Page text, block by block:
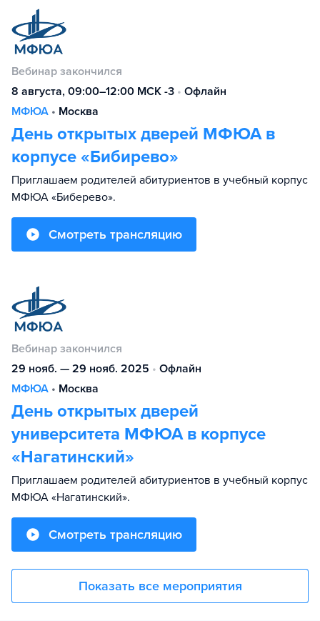
Вебинар закончился
8 августа, 09:00–12:00 МСК -3 • Офлайн
МФЮА • Москва
День открытых дверей МФЮА в
корпусе «Бибирево»
Приглашаем родителей абитуриентов в учебный корпус
МФЮА «Биберево».
Смотреть трансляцию
Вебинар закончился
29 нояб. — 29 нояб. 2025 • Офлайн
МФЮА • Москва
День открытых дверей
университета МФЮА в корпусе
«Нагатинский»
Приглашаем родителей абитуриентов в учебный корпус
МФЮА «Нагатинский».
Смотреть трансляцию
Показать все мероприятия